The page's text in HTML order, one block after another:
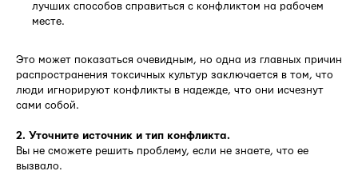
лучших способов справиться с конфликтом на рабочем
месте.
Это может показаться очевидным, но одна из главных причин
распространения токсичных культур заключается в том, что
люди игнорируют конфликты в надежде, что они исчезнут
сами собой.
2. Уточните источник и тип конфликта.
Вы не сможете решить проблему, если не знаете, что ее
вызвало.